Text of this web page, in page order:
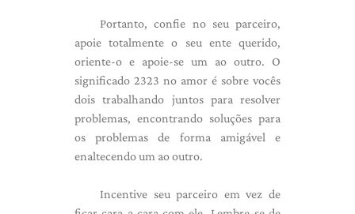
Portanto, confie no seu parceiro,
apoie totalmente o seu ente querido,
oriente-o e apoie-se um ao outro. O
significado 2323 no amor é sobre vocês
dois trabalhando juntos para resolver
problemas, encontrando soluções para
os problemas de forma amigável e
enaltecendo um ao outro.
Incentive seu parceiro em vez de